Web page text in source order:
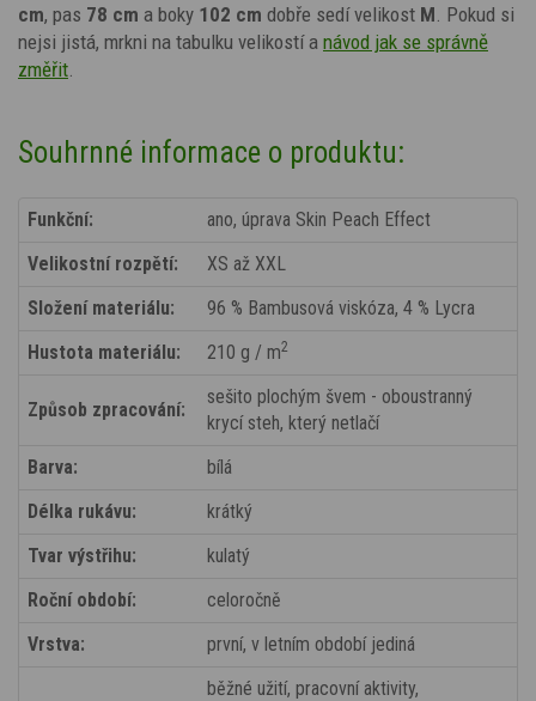
cm, pas 78 cm a boky 102 cm dobře sedí velikost M . Pokud si
nejsi jistá, mrkni na tabulku velikostí a návod jak se správně
změřit
Souhrnné informace o produktu:
Funkční:
ano, úprava Skin Peach Effect
Velikostní rozpětí:
XS až XXL
Složení materiálu:
96 % Bambusová viskóza, 4 % Lycra
Hustota materiálu:
210 g / m2
Způsob zpracování:
sešito plochým švem - oboustranný
krycí steh, který netlačí
Barva:
bílá
Délka rukávu:
krátký
Tvar výstřihu:
kulatý
Roční období:
celoročně
Vrstva:
první, v letním období jediná
běžné užití, pracovní aktivity,